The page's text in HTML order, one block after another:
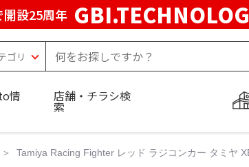
開設25周年
情 店舗・チラシ検
索
Tamiya Racing Fighter レッド ラジコンカー タミヤ